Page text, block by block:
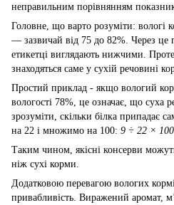
неправильним порівнянням
Головне, що варто розуміти: вологі
— зазвичай від 75 до 82%. Через це
етикетці виглядають нижчими.
знаходяться саме у сухій речовині
Простий приклад - якщо вологий
вологості 78%, це означає, що суха
зрозуміти, скільки білка припадає
на 22 і множимо на 100: 9 ÷ 22 × 100
Таким чином, якісні консерви
ніж сухі корми.
Додатковою перевагою вологих
привабливість. Виражений аромат,